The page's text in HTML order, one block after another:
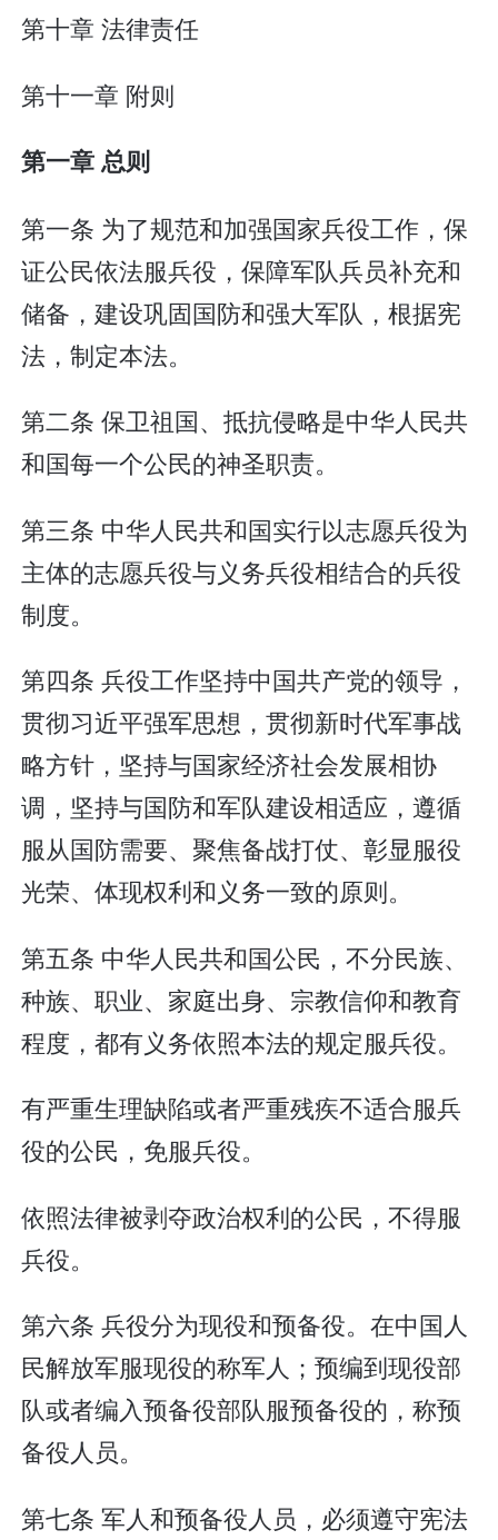
第十章 法律责任
第十一章 附则
第一章 总则
第一条 为了规范和加强国家兵役工作，保
证公民依法服兵役，保障军队兵员补充和
储备，建设巩固国防和强大军队，根据宪
法，制定本法。
第二条 保卫祖国、抵抗侵略是中华人民共
和国每一个公民的神圣职责。
第三条 中华人民共和国实行以志愿兵役为
主体的志愿兵役与义务兵役相结合的兵役
制度。
第四条 兵役工作坚持中国共产党的领导，
贯彻习近平强军思想，贯彻新时代军事战
略方针，坚持与国家经济社会发展相协
调，坚持与国防和军队建设相适应，遵循
服从国防需要、聚焦备战打仗、彰显服役
光荣、体现权利和义务一致的原则。
第五条 中华人民共和国公民，不分民族、
种族、职业、家庭出身、宗教信仰和教育
程度，都有义务依照本法的规定服兵役。
有严重生理缺陷或者严重残疾不适合服兵
役的公民，免服兵役。
依照法律被剥夺政治权利的公民，不得服
兵役。
第六条 兵役分为现役和预备役。在中国人
民解放军服现役的称军人；预编到现役部
队或者编入预备役部队服预备役的，称预
备役人员。
第七条 军人和预备役人员，必须遵守宪法